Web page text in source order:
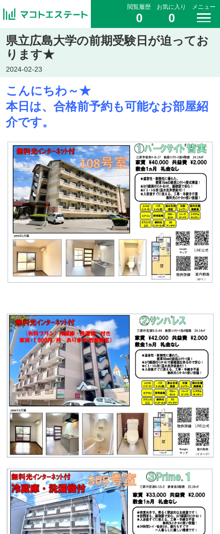
閲覧履歴
0
お気に入り
0
メニュー
県立広島大学の前期受験日が迫ってお
ります★
2024-02-23
こんにちわ～★
本日は、合格前予約も可能なお部屋紹
介です。